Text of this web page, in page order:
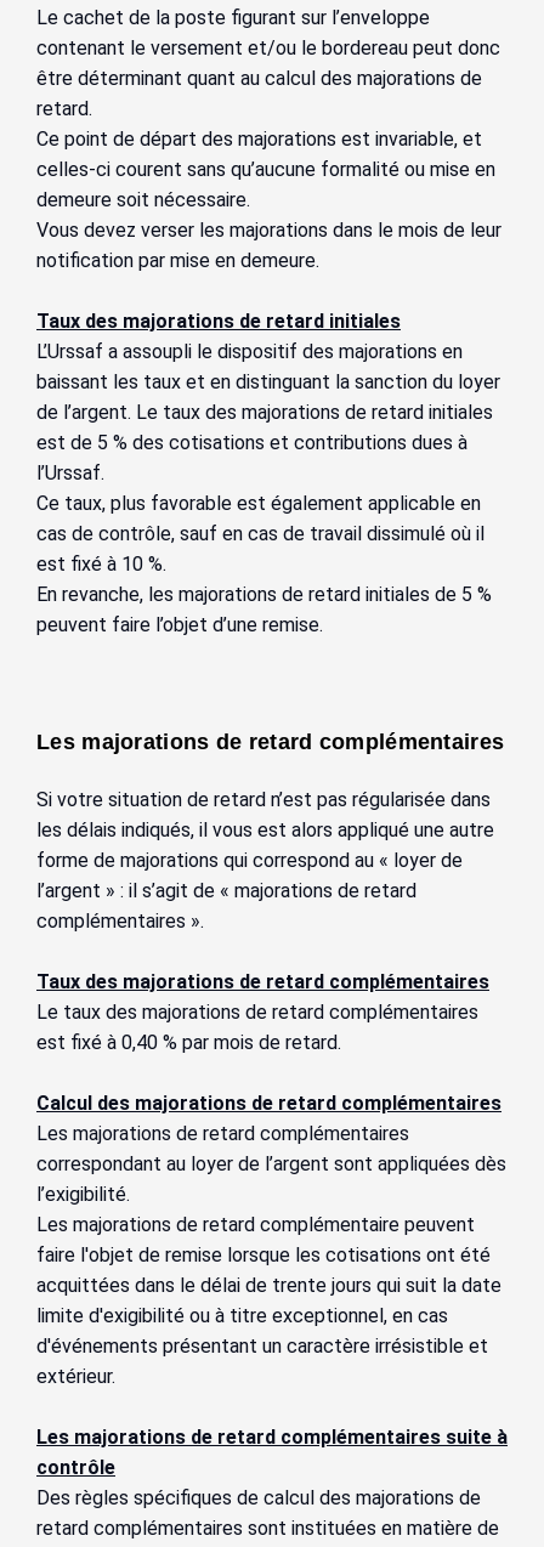
Le cachet de la poste figurant sur l’enveloppe
contenant le versement et/ou le bordereau peut donc
être déterminant quant au calcul des majorations de
retard.
Ce point de départ des majorations est invariable, et
celles-ci courent sans qu’aucune formalité ou mise en
demeure soit nécessaire.
Vous devez verser les majorations dans le mois de leur
notification par mise en demeure.
Taux des majorations de retard initiales
L’Urssaf a assoupli le dispositif des majorations en
baissant les taux et en distinguant la sanction du loyer
de l’argent. Le taux des majorations de retard initiales
est de 5 % des cotisations et contributions dues à
l’Urssaf.
Ce taux, plus favorable est également applicable en
cas de contrôle, sauf en cas de travail dissimulé où il
est fixé à 10 %.
En revanche, les majorations de retard initiales de 5 %
peuvent faire l’objet d’une remise.
Les majorations de retard complémentaires
Si votre situation de retard n’est pas régularisée dans
les délais indiqués, il vous est alors appliqué une autre
forme de majorations qui correspond au « loyer de
l’argent » : il s’agit de « majorations de retard
complémentaires ».
Taux des majorations de retard complémentaires
Le taux des majorations de retard complémentaires
est fixé à 0,40 % par mois de retard.
Calcul des majorations de retard complémentaires
Les majorations de retard complémentaires
correspondant au loyer de l’argent sont appliquées dès
l’exigibilité.
Les majorations de retard complémentaire peuvent
faire l'objet de remise lorsque les cotisations ont été
acquittées dans le délai de trente jours qui suit la date
limite d'exigibilité ou à titre exceptionnel, en cas
d'événements présentant un caractère irrésistible et
extérieur.
Les majorations de retard complémentaires suite à
contrôle
Des règles spécifiques de calcul des majorations de
retard complémentaires sont instituées en matière de